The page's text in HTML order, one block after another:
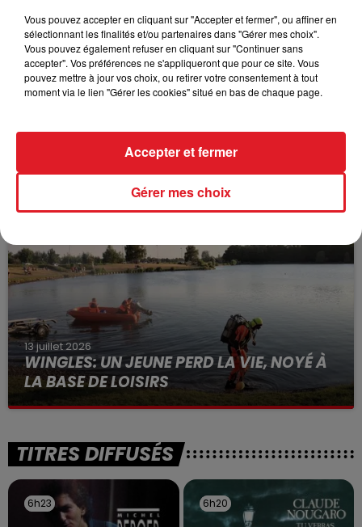
BÉTHUNE: ENQUÊTE POUR HOMICIDE
VOLONTAIRE EN COURS, APRÈS LA...
Selon les premiers éléments, le logement servait
à des prostituées
13 juillet 2026
WINGLES: UN JEUNE PERD LA VIE, NOYÉ À
LA BASE DE LOISIRS
La victime a coulé à pic
TITRES DIFFUSÉS
6h23
6h23 6h20
6h20
Vous pouvez accepter en cliquant sur "Accepter et fermer", ou affiner en
sélectionnant les finalités et/ou partenaires dans "Gérer mes choix".
Vous pouvez également refuser en cliquant sur "Continuer sans
accepter". Vos préférences ne s'appliqueront que pour ce site. Vous
pouvez mettre à jour vos choix, ou retirer votre consentement à tout
moment via le lien "Gérer les cookies" situé en bas de chaque page.
Gérer mes choix
Accepter et fermer